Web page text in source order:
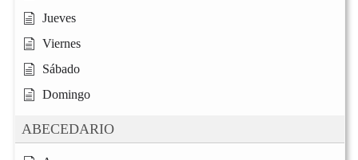
Jueves
Viernes
Sábado
Domingo
ABECEDARIO